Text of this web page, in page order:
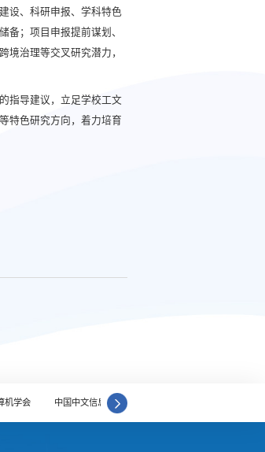
设、科研申报、学科特色
备；项目申报提前谋划、
境治理等交叉研究潜力，
指导建议，立足学校工文
特色研究方向，着力培育
机学会 中国中文信息学会